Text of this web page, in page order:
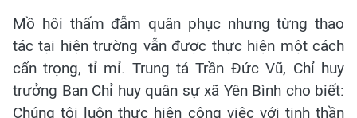
Mồ hôi thấm đẫm quân phục nhưng từng thao
tác tại hiện trường vẫn được thực hiện một cách
cẩn trọng, tỉ mỉ. Trung tá Trần Đức Vũ, Chỉ huy
trưởng Ban Chỉ huy quân sự xã Yên Bình cho biết:
Chúng tôi luôn thực hiện công việc với tinh thần